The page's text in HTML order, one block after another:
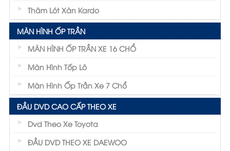
Thãm Lót Xàn Kardo
MÀN HÌNH ỐP TRẦN
MÀN HÌNH ỐP TRẦN XE 16 CHỔ
Màn Hình Tốp Lô
Màn Hình Ốp Trần Xe 7 Chổ
ĐẦU DVD CAO CẤP THEO XE
Dvd Theo Xe Toyota
ĐẦU DVD THEO XE DAEWOO